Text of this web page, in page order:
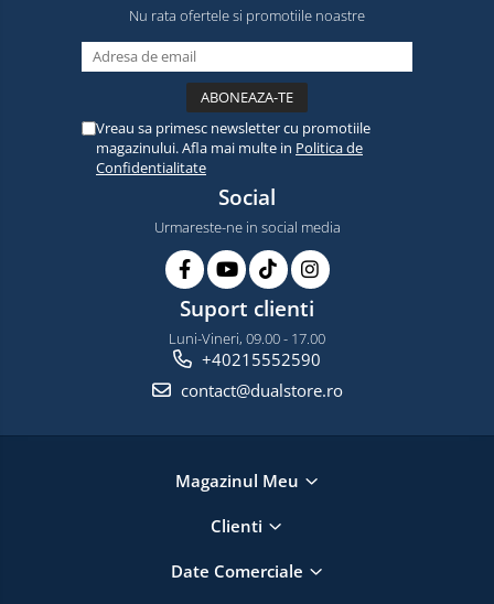
Nu rata ofertele si promotiile noastre
Vreau sa primesc newsletter cu promotiile
magazinului. Afla mai multe in Politica de
Confidentialitate
Social
Urmareste-ne in social media
Suport clienti
Luni-Vineri, 09.00 - 17.00
+40215552590
contact@dualstore.ro
Magazinul Meu
Clienti
Date Comerciale